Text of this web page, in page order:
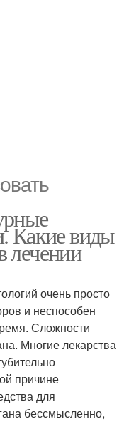
Какие виды
лечении
очень просто
и неспособен
Сложности
Многие лекарства
причине
для
бессмысленно,